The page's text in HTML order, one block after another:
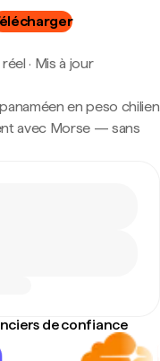
réel · Mis à jour
en peso chilien
avec Morse — sans
de confiance